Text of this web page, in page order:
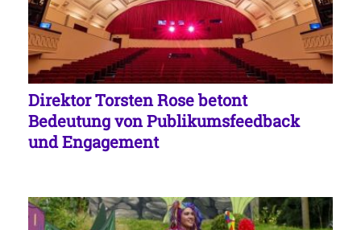
Direktor Torsten Rose betont
Bedeutung von Publikumsfeedback
und Engagement